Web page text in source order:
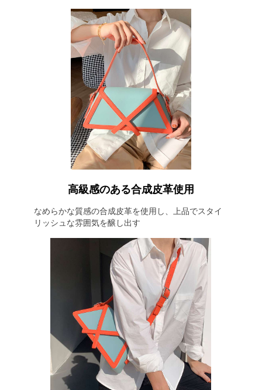
高級感のある合成皮革使用
なめらかな質感の合成皮革を使用し、上品でスタイ
リッシュな雰囲気を醸し出す